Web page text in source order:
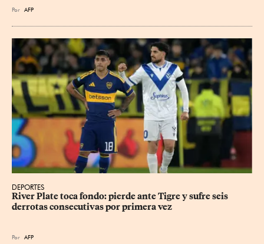
Por AFP
DEPORTES
River Plate toca fondo: pierde ante Tigre y sufre seis
derrotas consecutivas por primera vez
Por AFP